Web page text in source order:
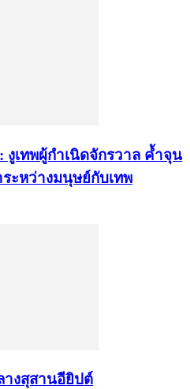
เทพผู้กำเนิดจักรวาล ค้ำจุน
ระหว่างมนุษย์กับเทพ
งสุสานอียิปต์